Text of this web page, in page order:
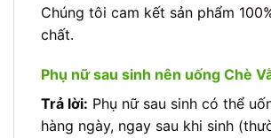
Chúng tôi cam kết sản phẩm
chất.
Phụ nữ sau sinh nên uống Chè
Trả lời: Phụ nữ sau sinh có thể
hàng ngày, ngay sau khi sinh